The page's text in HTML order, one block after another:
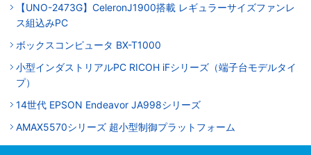
【UNO-2473G】CeleronJ1900搭載 レギュラーサイズファンレ
ス組込みPC
ボックスコンピュータ BX-T1000
小型インダストリアルPC RICOH iFシリーズ（端子台モデルタイ
プ）
14世代 EPSON Endeavor JA998シリーズ
AMAX5570シリーズ 超小型制御プラットフォーム